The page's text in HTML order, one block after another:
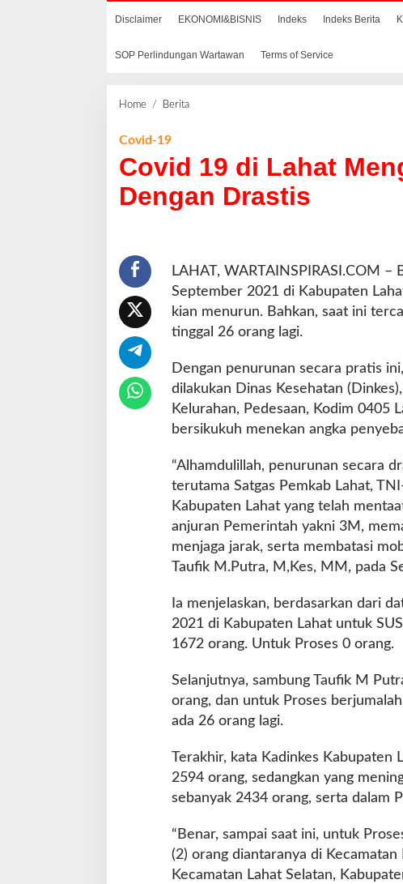
Disclaimer EKONOMI&BISNIS Indeks Indeks Berita
SOP Perlindungan Wartawan Terms of Service
Home / Berita
9
a
a
t
M
n
g
l
a
i
n
u
r
n
D
e
g
n
D
a
s
i
Covid-19
Covid 19 di Lahat
Dengan Drastis
LAHAT, WARTAINSPIRASI.COM
September 2021 di Kabupaten
kian menurun. Bahkan, saat ini
tinggal 26 orang lagi.
Dengan penurunan secara pratis
dilakukan Dinas Kesehatan
Kelurahan, Pedesaan, Kodim 0405
bersikukuh menekan angka
“Alhamdulillah, penurunan secara
terutama Satgas Pemkab Lahat,
Kabupaten Lahat yang telah
anjuran Pemerintah yakni 3M,
menjaga jarak, serta membatasi
Taufik M.Putra, M,Kes, MM, pada
Ia menjelaskan, berdasarkan dari
2021 di Kabupaten Lahat untuk
1672 orang. Untuk Proses 0 orang.
Selanjutnya, sambung Taufik M
orang, dan untuk Proses
ada 26 orang lagi.
Terakhir, kata Kadinkes Kabupaten
2594 orang, sedangkan yang
sebanyak 2434 orang, serta dalam
“Benar, sampai saat ini, untuk
(2) orang diantaranya di
Kecamatan Lahat Selatan,